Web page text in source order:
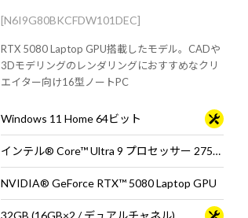
[N6I9G80BKCFDW101DEC]
RTX 5080 Laptop GPU搭載したモデル。CADや
3Dモデリングのレンダリングにおすすめなクリ
エイター向け16型ノートPC
Windows 11 Home 64ビット
インテル® Core™ Ultra 9 プロセッサー 275HX
NVIDIA® GeForce RTX™ 5080 Laptop GPU
32GB (16GB×2 / デュアルチャネル)